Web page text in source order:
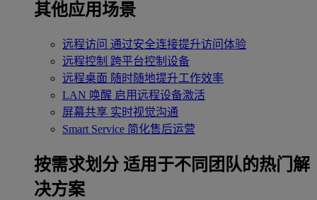
其他应用场景
远程访问 通过安全连接提升访问体验
远程控制 跨平台控制设备
远程桌面 随时随地提升工作效率
LAN 唤醒 启用远程设备激活
屏幕共享 实时视觉沟通
Smart Service 简化售后运营
按需求划分 适用于不同团队的热门解
决方案